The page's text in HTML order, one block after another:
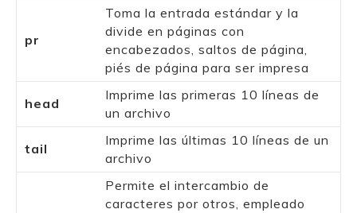
pr
Toma la entrada estándar y la
divide en páginas con
encabezados, saltos de página,
piés de página para ser impresa
head
Imprime las primeras 10 líneas de
un archivo
tail
Imprime las últimas 10 líneas de un
archivo
Permite el intercambio de
caracteres por otros, empleado